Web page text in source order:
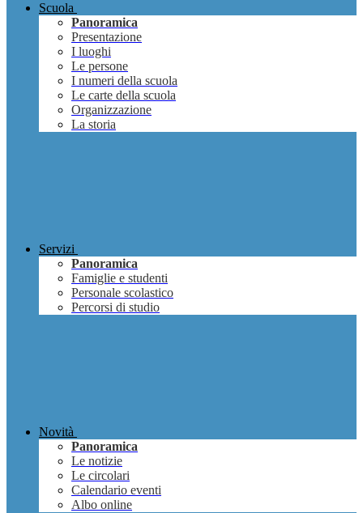
Scuola
Panoramica
Presentazione
I luoghi
Le persone
I numeri della scuola
Le carte della scuola
Organizzazione
La storia
Servizi
Panoramica
Famiglie e studenti
Personale scolastico
Percorsi di studio
Novità
Panoramica
Le notizie
Le circolari
Calendario eventi
Albo online